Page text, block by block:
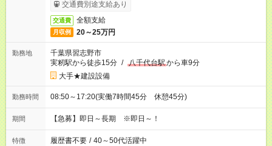
交通費別途支給あり
交通費 全額支給
月収例 20～25万円
勤務地
千葉県習志野市
実籾駅から徒歩15分 / 八千代台駅から車9分
大手★建設設備
勤務時間 08:50～17:20(実働7時間45分 休憩45分)
期間 【急募】即日～長期 ※即日～！
特徴 履歴書不要 / 40～50代活躍中